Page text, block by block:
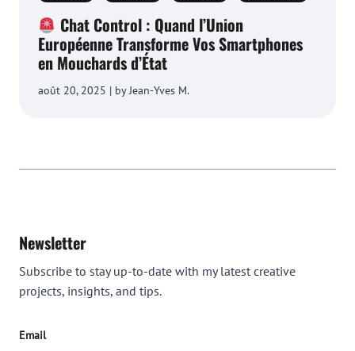
Chat Control : Quand l’Union
Européenne Transforme Vos Smartphones
en Mouchards d’État
août 20, 2025 | by Jean-Yves M.
Newsletter
Subscribe to stay up-to-date with my latest creative
projects, insights, and tips.
Email